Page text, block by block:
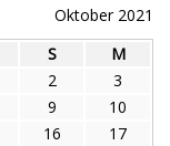
Oktober 2021
S
M
2
3
9
10
16
17